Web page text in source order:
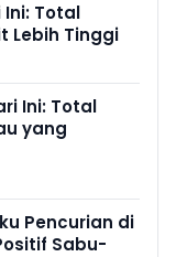
Ini: Total
Lebih Tinggi
Ini: Total
yang
Pencurian di
Sabu-